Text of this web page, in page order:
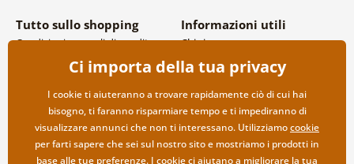
Tutto sullo shopping
Condizioni generali di vendita e
Politica sulla privacy
Opzioni di spedizione e
pagamento
Reso della merce
Informazioni utili
Chi siamo
FAQ
Contatti
Collaborazione all’ingrosso
Ci importa della tua privacy
I cookie ti aiuteranno a trovare rapidamente ciò di cui hai
bisogno, ti faranno risparmiare tempo e ti impediranno di
visualizzare annunci che non ti interessano. Utilizziamocookie
per farti sapere che sei sul nostro sito e mostriamo i prodotti in
base alle tue preferenze. I cookie ci aiutano a migliorare la tua